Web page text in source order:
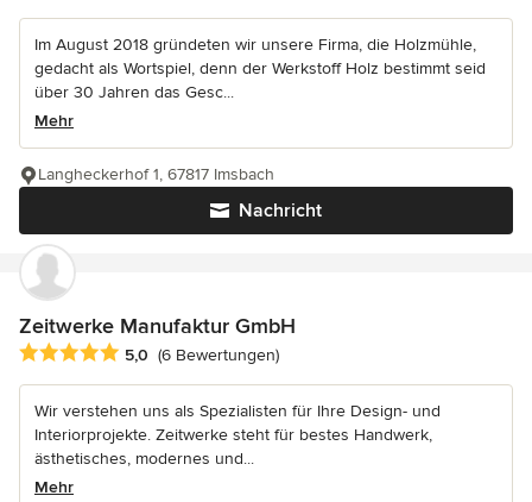
Im August 2018 gründeten wir unsere Firma, die Holzmühle,
gedacht als Wortspiel, denn der Werkstoff Holz bestimmt seid
über 30 Jahren das Gesc...
Mehr
Nachricht
Langheckerhof 1, 67817 Imsbach
Zeitwerke Manufaktur GmbH
Durchschnittliche Bewertung: 5 von 5 Sternen
5,0 (6 Bewertungen)
Wir verstehen uns als Spezialisten für Ihre Design- und
Interiorprojekte. Zeitwerke steht für bestes Handwerk,
ästhetisches, modernes und...
Mehr